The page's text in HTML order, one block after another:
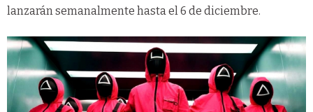
lanzarán semanalmente hasta el 6 de diciembre.